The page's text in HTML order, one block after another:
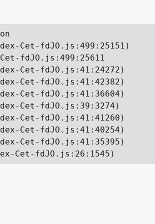
Cet-fdJO.js:499:25151)
fdJO.js:499:25611
Cet-fdJO.js:41:24272)
Cet-fdJO.js:41:42382)
Cet-fdJO.js:41:36604)
Cet-fdJO.js:39:3274)
Cet-fdJO.js:41:41260)
Cet-fdJO.js:41:40254)
Cet-fdJO.js:41:35395)
Cet-fdJO.js:26:1545)